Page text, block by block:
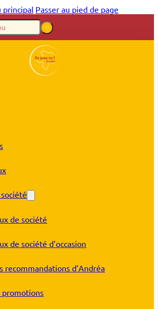
principal Passer au pied de page
de société
de société d’occasion
recommandations d’Andréa
promotions